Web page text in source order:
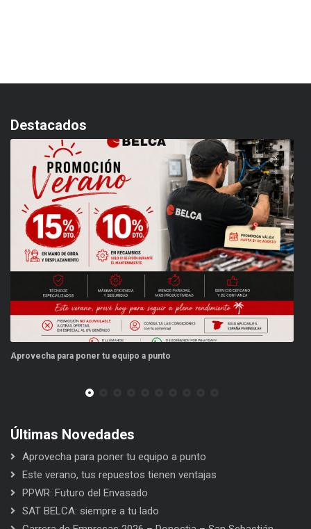
Destacados
Aprovecha para poner tu equipo a punto
Últimas Novedades
Aprovecha para poner tu equipo a punto
Este verano, tus repuestos tienen ventajas
PPWR: Futuro del Envasado
SAT BELCA: siempre a tu lado